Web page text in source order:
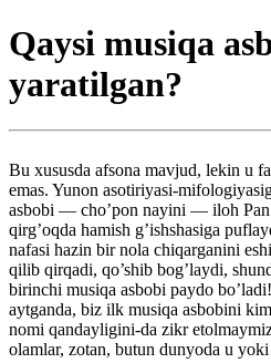
Qaysi musiqa
yaratilgan?
Bu xususda afsona mavjud, lekin u
emas. Yunon asotiriyasi-
asbobi — cho’pon nayini — iloh
qirg’oqda hamish g’ishshasiga
nafasi hazin bir nola chiqarganini
qilib qirqadi, qo’shib bog’laydi,
birinchi musiqa asbobi paydo
aytganda, biz ilk musiqa asbobini
nomi qandayligini-da zikr
olamlar, zotan, butun dunyoda u